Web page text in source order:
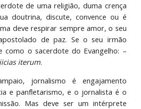
de uma religião, duma crença
doutrina, discute, convence ou é
deve respirar sempre amor, o seu
de paz. Se o seu irmão
como o sacerdote do Evangelho: –
iterum.
jornalismo é engajamento
e panfletarismo, e o jornalista é o
Mas deve ser um intérprete